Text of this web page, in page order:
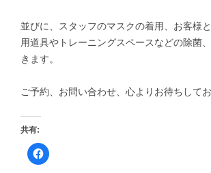
並びに、スタッフのマスクの着用、お客様
用道具やトレーニングスペースなどの除菌
きます。
ご予約、お問い合わせ、心よりお待ちしてお
共有:
F
a